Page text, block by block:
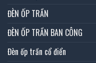
ĐÈN ỐP TRẦN
ĐÈN ỐP TRẦN BAN CÔNG
Đèn ốp trần cổ điển